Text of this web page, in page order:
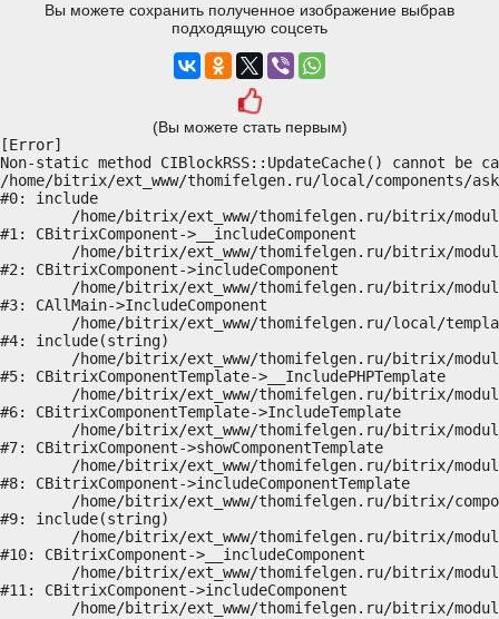
Вы можете сохранить полученное изображение выбрав
подходящую соцсеть
(Вы можете стать первым)
[Error]
Non-static method CIBlockRSS::UpdateCache() cannot
/home/bitrix/ext_www/thomifelgen.ru/local/components/
#0: include
#1: CBitrixComponent->__includeComponent
#2: CBitrixComponent->includeComponent
#3: CAllMain->IncludeComponent
#4: include(string)
#5: CBitrixComponentTemplate->__IncludePHPTemplate
#6: CBitrixComponentTemplate->IncludeTemplate
#7: CBitrixComponent->showComponentTemplate
#8: CBitrixComponent->includeComponentTemplate
#9: include(string)
#10: CBitrixComponent->__includeComponent
#11: CBitrixComponent->includeComponent